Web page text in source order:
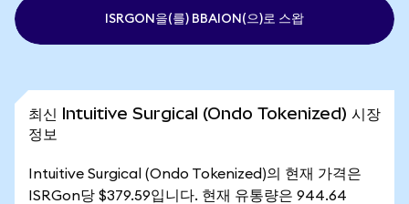
ISRGON을(를) BBAION(으)로 스왑
최신 Intuitive Surgical (Ondo Tokenized) 시장
정보
Intuitive Surgical (Ondo Tokenized)의 현재 가격은
ISRGon당 $379.59입니다. 현재 유통량은 944.64